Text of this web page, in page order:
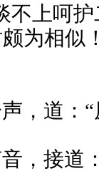
上呵
为相似
，道：
，接道